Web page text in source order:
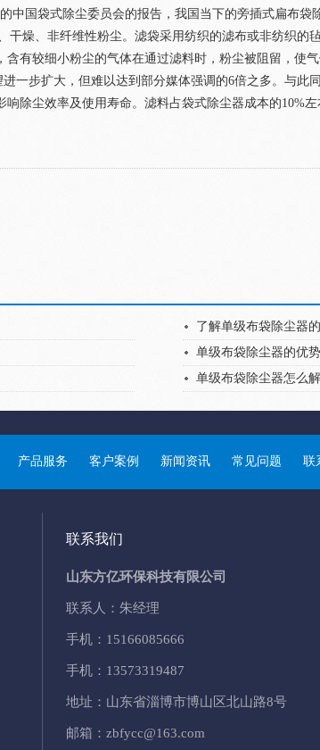
国袋式除尘委员会的报告，我国当下的旁插式扁布袋
干燥、非纤维性粉尘。滤袋采用纺织的滤布或非纺织
有较细小粉尘的气体在通过滤料时，粉尘被阻留，使气
步扩大，但难以达到部分媒体强调的6倍之多。与此
除尘效率及使用寿命。滤料占袋式除尘器成本的10%
了解单级布袋除尘器
单级布袋除尘器的优
单级布袋除尘器怎么
产品服务 客户案例 新闻资讯 常见问题 联
联系我们
山东方亿环保科技有限公司
联系人：朱经理
手机： 15166085666
手机： 13573319487
地址：山东省淄博市博山区北山路8号
邮箱：zbfycc@163.com